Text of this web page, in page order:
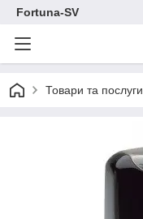
Fortuna-SV
Товари та послуги